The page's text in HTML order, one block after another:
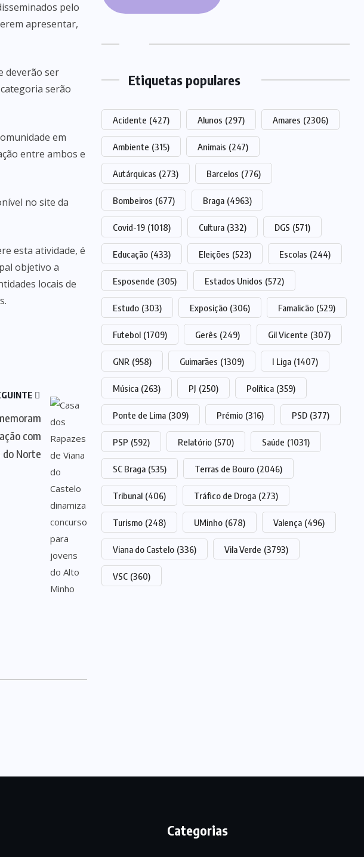
pelo
apresentar,
deverão ser
serão
em
entre ambos e
no site da
esta atividade, é
objetivo a
locais de
com
do Norte
Etiquetas populares
Acidente (427) Alunos (297) Amares (2306)
Ambiente (315) Animais (247)
Autárquicas (273) Barcelos (776)
Bombeiros (677) Braga (4963)
Covid-19 (1018) Cultura (332) DGS (571)
Educação (433) Eleições (523) Escolas (244)
Esposende (305) Estados Unidos (572)
Estudo (303) Exposição (306) Famalicão (529)
Futebol (1709) Gerês (249) Gil Vicente (307)
GNR (958) Guimarães (1309) I Liga (1407)
Música (263) PJ (250) Política (359)
Ponte de Lima (309) Prémio (316) PSD (377)
PSP (592) Relatório (570) Saúde (1031)
SC Braga (535) Terras de Bouro (2046)
Tribunal (406) Tráfico de Droga (273)
Turismo (248) UMinho (678) Valença (496)
Viana do Castelo (336) Vila Verde (3793)
VSC (360)
Categorias